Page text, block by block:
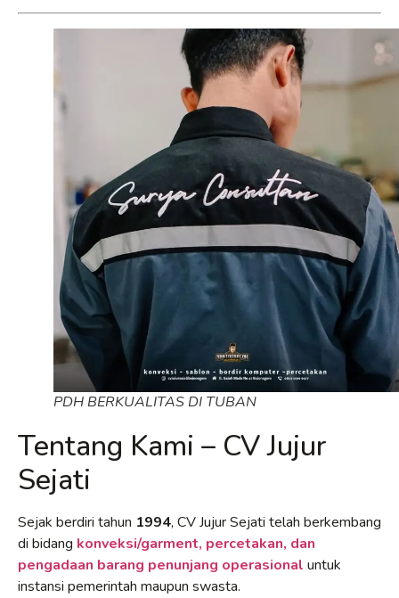
PDH BERKUALITAS DI TUBAN
Tentang Kami – CV Jujur
Sejati
Sejak berdiri tahun 1994, CV Jujur Sejati telah berkembang
di bidang konveksi/garment, percetakan, dan
pengadaan barang penunjang operasional untuk
instansi pemerintah maupun swasta.